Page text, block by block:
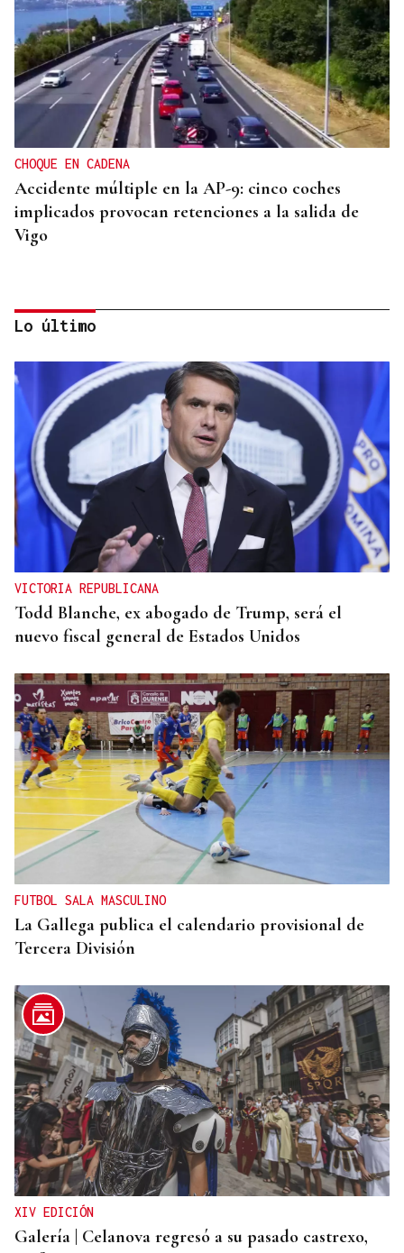
CHOQUE EN CADENA
Accidente múltiple en la AP-9: cinco coches
implicados provocan retenciones a la salida de
Vigo
INCUMPLIMIENTO LEGAL
Turismo veta la “Ruta del Narcotráfico” de
Laureano Oubiña por no cumplir con la Ley de
Turismo de Galicia
Lo último
VICTORIA REPUBLICANA
Todd Blanche, ex abogado de Trump, será el
nuevo fiscal general de Estados Unidos
FUTBOL SALA MASCULINO
La Gallega publica el calendario provisional de
Tercera División
XIV EDICIÓN
Galería | Celanova regresó a su pasado castrexo,